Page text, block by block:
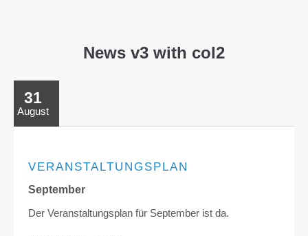
News v3 with col2
31
August
VERANSTALTUNGSPLAN
September
Der Veranstaltungsplan für September ist da.